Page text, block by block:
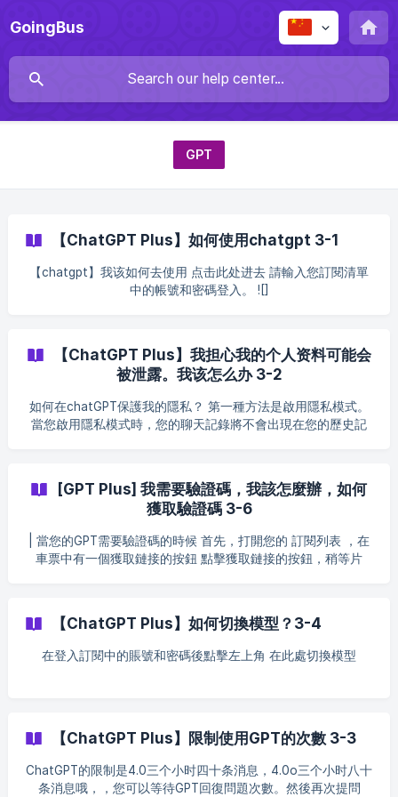
GoingBus
GPT
【ChatGPT Plus】如何使用chatgpt 3-1
【chatgpt】我该如何去使用 点击此处进去 請輸入您訂閱清單
中的帳號和密碼登入。 ![]
【ChatGPT Plus】我担心我的个人资料可能会
被泄露。我该怎么办 3-2
如何在chatGPT保護我的隱私？ 第一種方法是啟用隱私模式。
當您啟用隱私模式時，您的聊天記錄將不會出現在您的歷史記
擇“臨時對話”並點擊它 請檢查提示後確認。 在這裡您可以使用
私人對話，而不必擔心其他人看到它們 還有一種方法可以保存
您的聊天記錄 首先，讓我們點擊聊天右側的三個點。 ![
[GPT Plus] 我需要驗證碼，我該怎麼辦，如何
獲取驗證碼 3-6
| 當您的GPT需要驗證碼的時候 首先，打開您的 訂閱列表 ，在
車票中有一個獲取鏈接的按鈕 點擊獲取鏈接的按鈕，稍等片
01b528800/ima
【ChatGPT Plus】如何切換模型？3-4
在登入訂閱中的賬號和密碼後點擊左上角 在此處切換模型
【ChatGPT Plus】限制使用GPT的次數 3-3
ChatGPT的限制是4.0三个小时四十条消息，4.0o三个小时八十
条消息哦，，您可以等待GPT回復問題次數。然後再次提問